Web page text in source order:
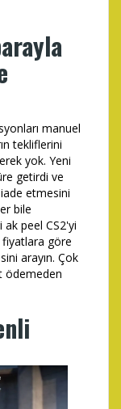
manuel
tekliflerini
yok. Yeni
getirdi ve
etmesini
bile
ak peel CS2'yi
fiyatlara göre
arayın. Çok
ödemeden